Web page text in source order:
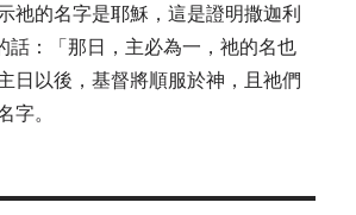
祂的名字是耶穌，這是證明撒迦利
話：「那日，主必為一，祂的名也
日以後，基督將順服於神，且祂們
字。